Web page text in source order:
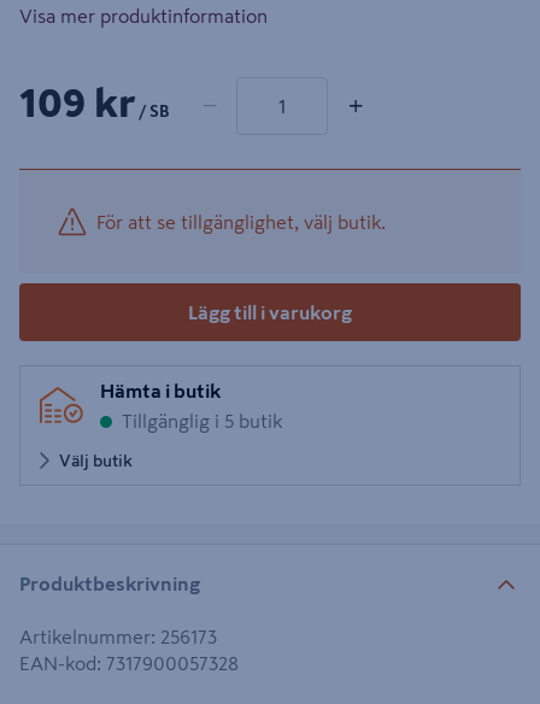
Visa mer produktinformation
109 kr / SB − +
För att se tillgänglighet, välj butik.
Lägg till i varukorg
Hämta i butik
Tillgänglig i 5 butik
Välj butik
Produktbeskrivning
Artikelnummer: 256173
EAN-kod: 7317900057328